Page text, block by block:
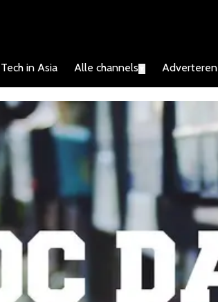
Tech in Asia Alle channels Adverteren